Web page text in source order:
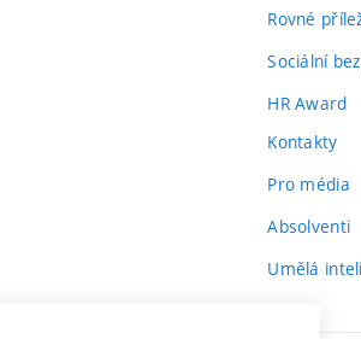
Rovné
Sociální
HR Award
Kontakty
Pro média
Absolventi
Umělá